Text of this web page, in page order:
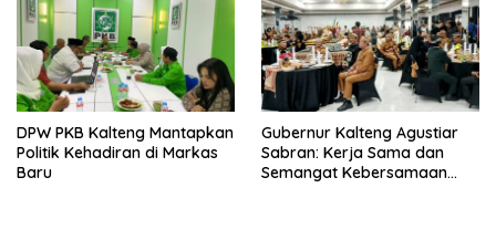
DPW PKB Kalteng Mantapkan
Politik Kehadiran di Markas
Baru
Gubernur Kalteng Agustiar
Sabran: Kerja Sama dan
Semangat Kebersamaan